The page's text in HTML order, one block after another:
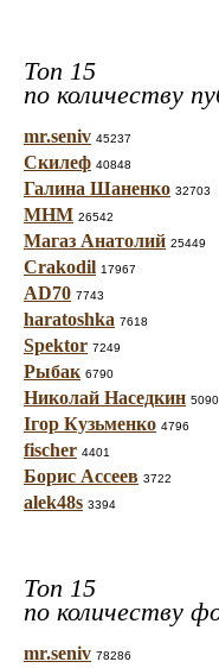
Топ 15
по количеству
mr.seniv 45237
Скилеф 40848
Галина Шаненко 32703
МНМ 26542
Магаз Анатолий 25449
Crakodil 17967
AD70 7743
haratoshka 7618
Spektor 7249
Рыбак 6790
Николай Наседкин 5090
Ігор Кузьменко 4796
fischer 4401
Борис Ассеев 3722
alek48s 3394
Топ 15
по количеству
mr.seniv 78286